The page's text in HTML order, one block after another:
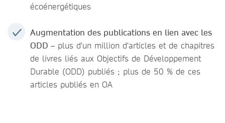
écoénergétiques
Augmentation des publications en lien avec les
ODD – plus d'un million d'articles et de chapitres
de livres liés aux Objectifs de Développement
Durable (ODD) publiés ; plus de 50 % de ces
articles publiés en OA